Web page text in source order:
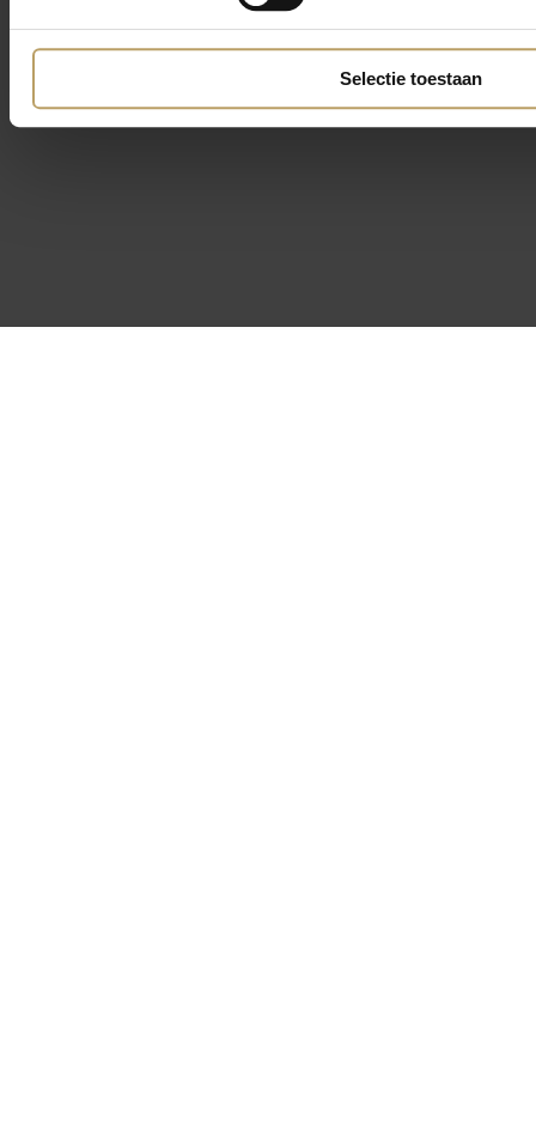
Selectie toestaan